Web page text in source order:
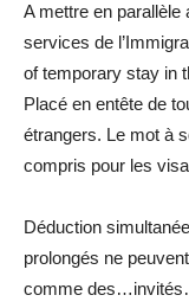
A mettre en parallèle
services de
of temporary stay in
Placé en entête de
étrangers. Le mot à
compris pour les
Déduction
prolongés ne
comme